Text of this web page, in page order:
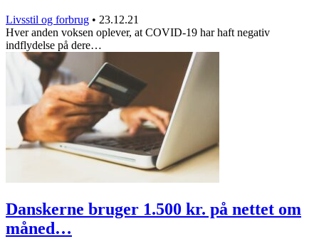
Livsstil og forbrug • 23.12.21
Hver anden voksen oplever, at COVID-19 har haft negativ
indflydelse på dere…
Danskerne bruger 1.500 kr. på nettet om
måned…